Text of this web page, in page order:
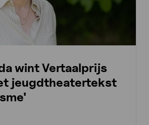
wint Vertaalprijs
jeugdtheatertekst